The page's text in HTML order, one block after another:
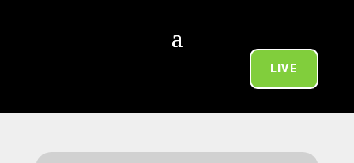
LIVE